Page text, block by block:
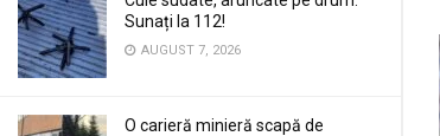
Sunați la 112!
AUGUST 7, 2026
O carieră minieră scapă de